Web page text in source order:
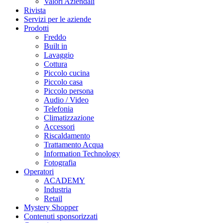
Rivista
Servizi per le aziende
Prodotti
Freddo
Built in
Lavaggio
Cottura
Piccolo cucina
Piccolo casa
Piccolo persona
Audio / Video
Telefonia
Climatizzazione
Accessori
Riscaldamento
Trattamento Acqua
Information Technology
Fotografia
Operatori
ACADEMY
Industria
Retail
Mystery Shopper
Contenuti sponsorizzati